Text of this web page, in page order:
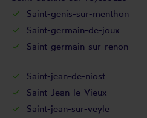
Saint-genis-sur-menthon
Saint-germain-de-joux
Saint-germain-sur-renon
Saint-jean-de-niost
Saint-Jean-le-Vieux
Saint-jean-sur-veyle